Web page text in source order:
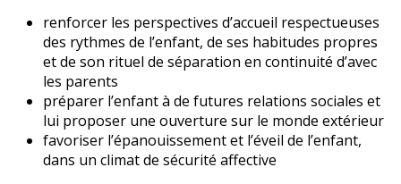
renforcer les perspectives d’accueil respectueuses
des rythmes de l’enfant, de ses habitudes propres
et de son rituel de séparation en continuité d’avec
les parents
préparer l’enfant à de futures relations sociales et
lui proposer une ouverture sur le monde extérieur
favoriser l’épanouissement et l’éveil de l’enfant,
dans un climat de sécurité affective